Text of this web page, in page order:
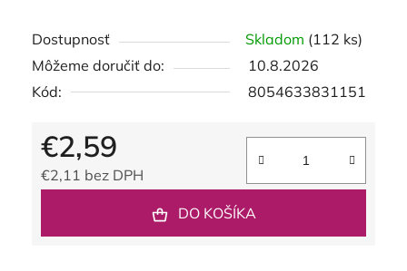
Dostupnosť Skladom (112 ks)
Môžeme doručiť do:
10.8.2026
Kód:
8054633831151
€2,59
€2,11 bez DPH
DO KOŠÍKA